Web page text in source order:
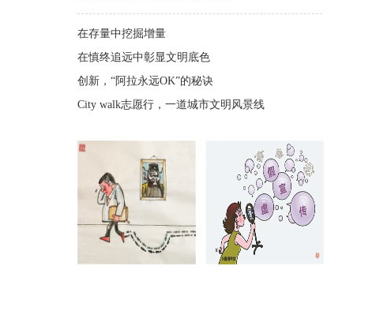
在存量中挖掘增量
在慎终追远中彰显文明底色
创新，“阿拉永远OK”的秘诀
City walk志愿行，一道城市文明风景线